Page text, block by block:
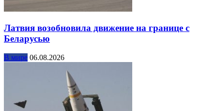
Латвия возобновила движение на границе с
Беларусью
В мире 06.08.2026